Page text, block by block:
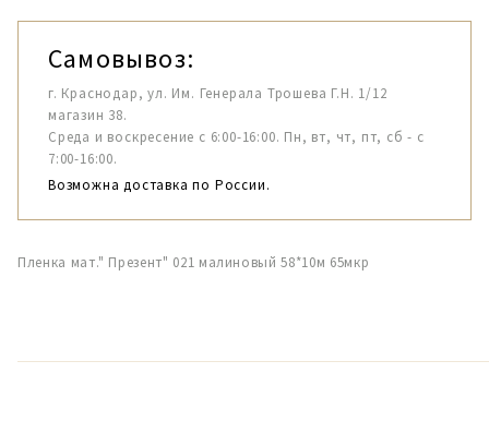
Самовывоз:
г. Краснодар, ул. Им. Генерала Трошева Г.Н. 1/12
магазин 38.
Среда и воскресение с 6:00-16:00. Пн, вт, чт, пт, сб - с
7:00-16:00.
Возможна доставка по России.
Пленка мат." Презент" 021 малиновый 58*10м 65мкр